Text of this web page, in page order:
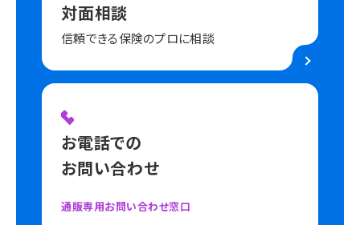
対面相談
信頼できる保険のプロに相談
お電話での
お問い合わせ
通販専用お問い合わせ窓口